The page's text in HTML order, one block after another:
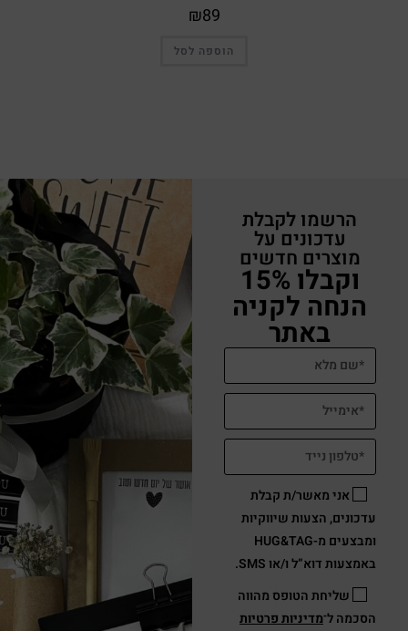
₪89
הוספה לסל
הרשמו לקבלת
עדכונים על
מוצרים חדשים
וקבלו 15%
הנחה לקניה
באתר
אני מאשר/ת קבלת
עדכונים, הצעות שיווקיות
ומבצעים מ-HUG&TAG
באמצעות דוא”ל ו/או SMS.
שליחת הטופס מהווה
הסכמה ל־מדיניות פרטיות